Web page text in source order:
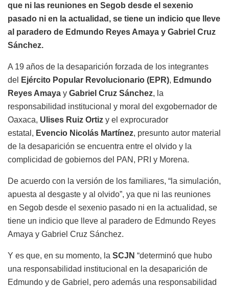
que ni las reuniones en Segob desde el sexenio
pasado ni en la actualidad, se tiene un indicio que lleve
al paradero de Edmundo Reyes Amaya y Gabriel Cruz
Sánchez.
A 19 años de la desaparición forzada de los integrantes
del
Ejército Popular Revolucionario (EPR), Edmundo
Reyes Amaya y Gabriel Cruz Sánchez, la
responsabilidad institucional y moral del exgobernador de
Oaxaca, Ulises Ruiz Ortiz y el exprocurador
estatal, Evencio Nicolás Martínez, presunto autor material
de la desaparición se encuentra entre el olvido y la
complicidad de gobiernos del PAN, PRI y Morena.
De acuerdo con la versión de los familiares, “la simulación,
apuesta al desgaste y al olvido”, ya que ni las reuniones
en Segob desde el sexenio pasado ni en la actualidad, se
tiene un indicio que lleve al paradero de Edmundo Reyes
Amaya y Gabriel Cruz Sánchez.
Y es que, en su momento, la SCJN “determinó que hubo
una responsabilidad institucional en la desaparición de
Edmundo y de Gabriel, pero además una responsabilidad